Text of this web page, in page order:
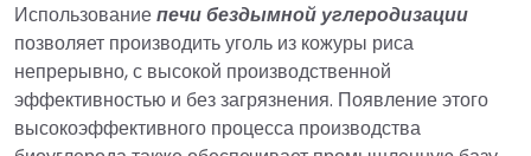
Использованиепечи бездымной углеродизации
позволяет производить уголь из кожуры риса
непрерывно, с высокой производственной
эффективностью и без загрязнения. Появление этого
высокоэффективного процесса производства